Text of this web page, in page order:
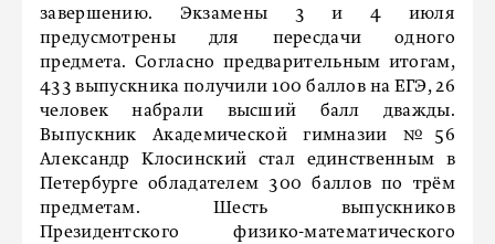
завершению. Экзамены 3 и 4 июля
предусмотрены для пересдачи одного
предмета. Согласно предварительным итогам,
433 выпускника получили 100 баллов на ЕГЭ, 26
человек набрали высший балл дважды.
Выпускник Академической гимназии №56
Александр Клосинский стал единственным в
Петербурге обладателем 300 баллов по трём
предметам. Шесть выпускников
Президентского физико-математического